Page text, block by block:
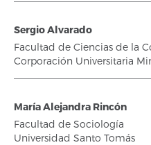
Sergio Alvarado
Facultad de Ciencias de la
Corporación Universitaria
María Alejandra Rincón
Facultad de Sociología
Universidad Santo Tomás